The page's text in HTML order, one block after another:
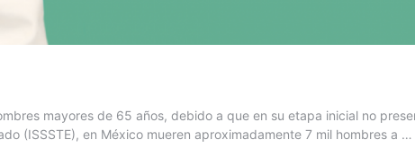
mayores de 65 años, debido a que en su etapa inicial no
(ISSSTE), en México mueren aproximadamente 7 mil hombres a …